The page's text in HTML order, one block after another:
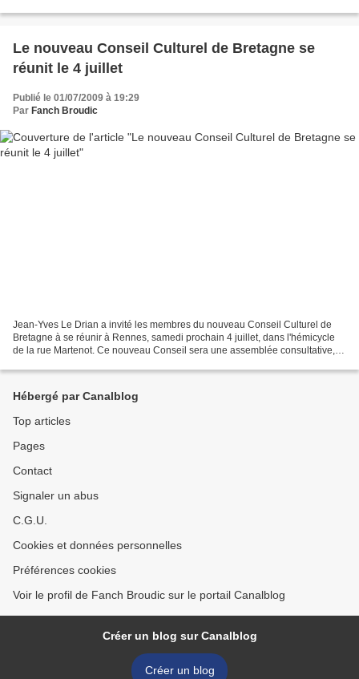
Le nouveau Conseil Culturel de Bretagne se
réunit le 4 juillet
Publié le 01/07/2009 à 19:29
Par Fanch Broudic
Jean-Yves Le Drian a invité les membres du nouveau Conseil Culturel de
Bretagne à se réunir à Rennes, samedi prochain 4 juillet, dans l'hémicycle
de la rue Martenot. Ce nouveau Conseil sera une assemblée consultative,
Hébergé par Canalblog
Top articles
Pages
Contact
Signaler un abus
C.G.U.
Cookies et données personnelles
Préférences cookies
Voir le profil de Fanch Broudic sur le portail Canalblog
Créer un blog sur Canalblog
Créer un blog